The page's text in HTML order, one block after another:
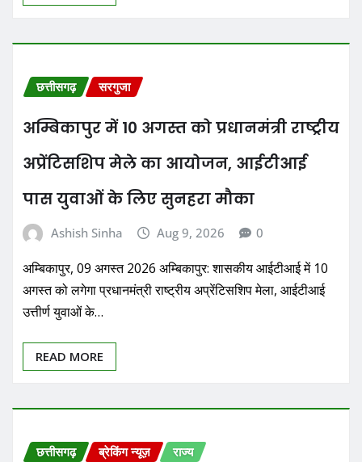
छत्तीसगढ़ सरगुजा
अम्बिकापुर में 10 अगस्त को प्रधानमंत्री राष्ट्रीय
अप्रेंटिसशिप मेले का आयोजन, आईटीआई
पास युवाओं के लिए सुनहरा मौका
Ashish Sinha Aug 9, 2026 0
अम्बिकापुर, 09 अगस्त 2026 अम्बिकापुर: शासकीय आईटीआई में 10
अगस्त को लगेगा प्रधानमंत्री राष्ट्रीय अप्रेंटिसशिप मेला, आईटीआई
उत्तीर्ण युवाओं के…
READ MORE
छत्तीसगढ़ ब्रेकिंग न्यूज़ राज्य